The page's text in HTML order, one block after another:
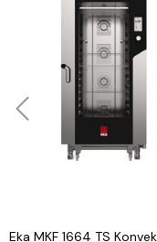
Eka MKF 1664 TS